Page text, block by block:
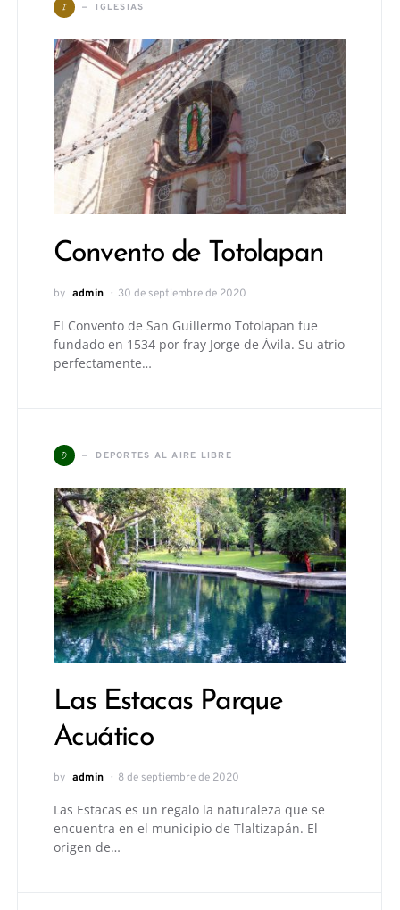
I IGLESIAS
Convento de Totolapan
by admin 30 de septiembre de 2020
El Convento de San Guillermo Totolapan fue
fundado en 1534 por fray Jorge de Ávila. Su atrio
perfectamente…
D DEPORTES AL AIRE LIBRE
Las Estacas Parque
Acuático
by admin 8 de septiembre de 2020
Las Estacas es un regalo la naturaleza que se
encuentra en el municipio de Tlaltizapán. El
origen de…